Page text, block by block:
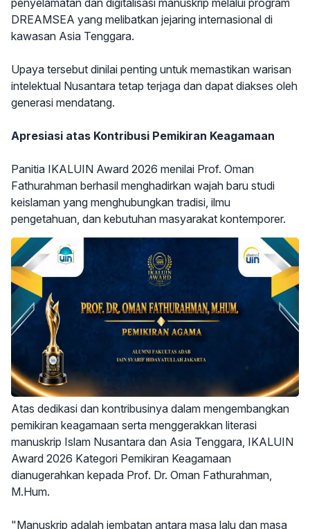
penyelamatan dan digitalisasi manuskrip melalui program
DREAMSEA yang melibatkan jejaring internasional di
kawasan Asia Tenggara.
Upaya tersebut dinilai penting untuk memastikan warisan
intelektual Nusantara tetap terjaga dan dapat diakses oleh
generasi mendatang.
Apresiasi atas Kontribusi Pemikiran Keagamaan
Panitia IKALUIN Award 2026 menilai Prof. Oman
Fathurahman berhasil menghadirkan wajah baru studi
keislaman yang menghubungkan tradisi, ilmu
pengetahuan, dan kebutuhan masyarakat kontemporer.
Atas dedikasi dan kontribusinya dalam mengembangkan
pemikiran keagamaan serta menggerakkan literasi
manuskrip Islam Nusantara dan Asia Tenggara, IKALUIN
Award 2026 Kategori Pemikiran Keagamaan
dianugerahkan kepada Prof. Dr. Oman Fathurahman,
M.Hum.
"Manuskrip adalah jembatan antara masa lalu dan masa